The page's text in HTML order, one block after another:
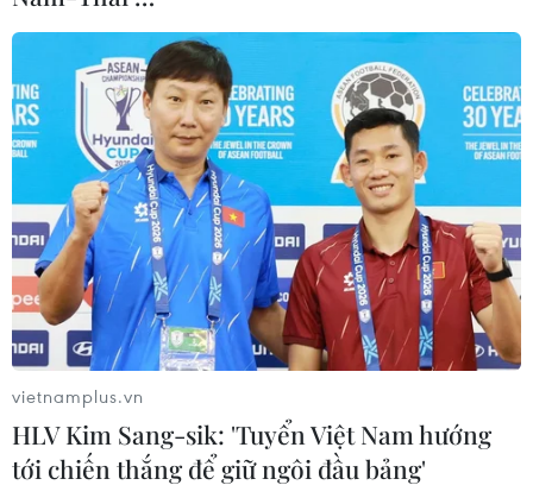
Ông Biden chiếm vị trí thứ hai theo tiêu chí này
với 16%, trong khi ông Buttigieg đứng thứ ba
với 13%. Đáng chú ý, chỉ 11% số người được hỏi
cho biết ông Sanders là lựa chọn thứ hai của họ
trong nội dung này của đảng Dân chủ./.
(TTXVN/Vietnam+)
vietnamplus.vn
HLV Kim Sang-sik: 'Tuyển Việt Nam hướng
tới chiến thắng để giữ ngôi đầu bảng'